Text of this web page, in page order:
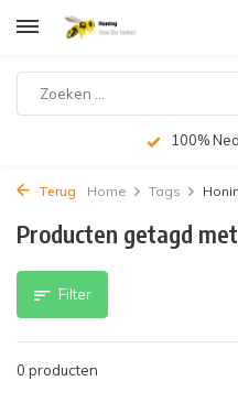
100%
Terug Home Tags
Producten getagd
Filter
0 producten